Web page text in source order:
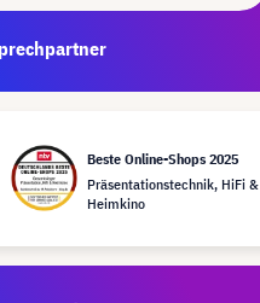
Beste Online-Shops 2025
Präsentationstechnik, HiFi &
Heimkino